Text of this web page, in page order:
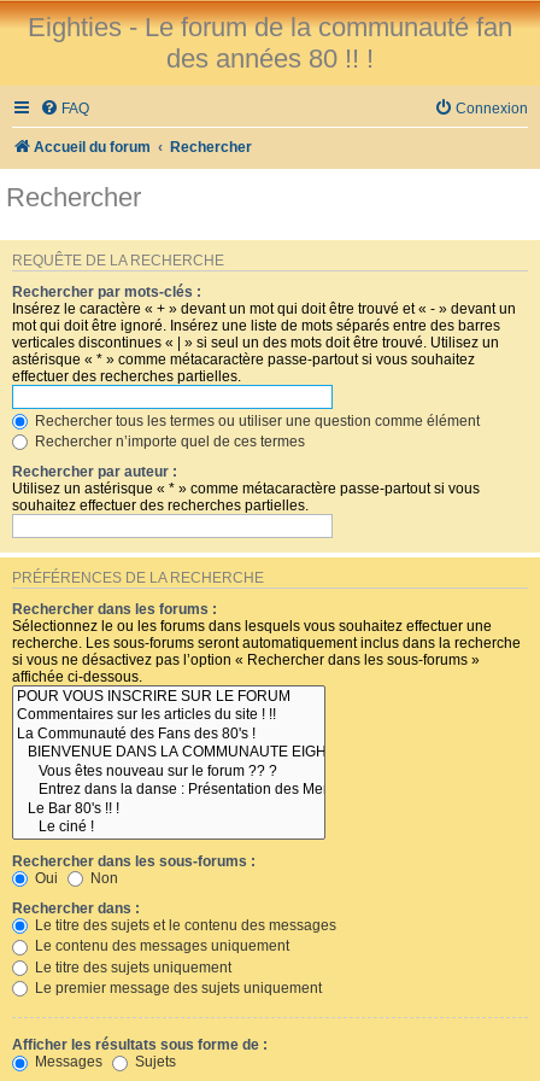
Eighties - Le forum de la communauté fan
des années 80 !! !
FAQ Connexion
Accueil du forum Rechercher
Rechercher
REQUÊTE DE LA RECHERCHE
Rechercher par mots-clés :
Insérez le caractère « + » devant un mot qui doit être trouvé et « - » devant un
mot qui doit être ignoré. Insérez une liste de mots séparés entre des barres
verticales discontinues « | » si seul un des mots doit être trouvé. Utilisez un
astérisque « * » comme métacaractère passe-partout si vous souhaitez
effectuer des recherches partielles.
Rechercher tous les termes ou utiliser une question comme élément
Rechercher n’importe quel de ces termes
Rechercher par auteur :
Utilisez un astérisque « * » comme métacaractère passe-partout si vous
souhaitez effectuer des recherches partielles.
PRÉFÉRENCES DE LA RECHERCHE
Rechercher dans les forums :
Sélectionnez le ou les forums dans lesquels vous souhaitez effectuer une
recherche. Les sous-forums seront automatiquement inclus dans la recherche
si vous ne désactivez pas l’option « Rechercher dans les sous-forums »
affichée ci-dessous.
Rechercher dans les sous-forums :
Oui
Non
Rechercher dans :
Le titre des sujets et le contenu des messages
Le contenu des messages uniquement
Le titre des sujets uniquement
Le premier message des sujets uniquement
Afficher les résultats sous forme de :
Messages
Sujets